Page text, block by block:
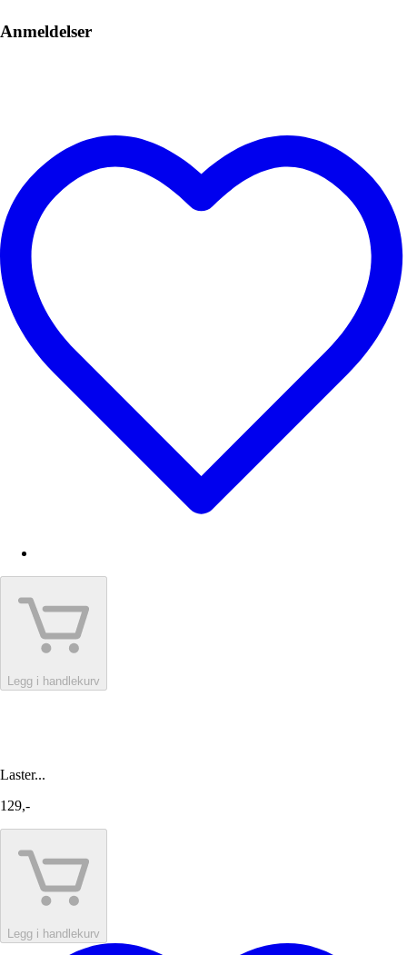
Anmeldelser
Legg i handlekurv
Laster...
129,-
Legg i handlekurv